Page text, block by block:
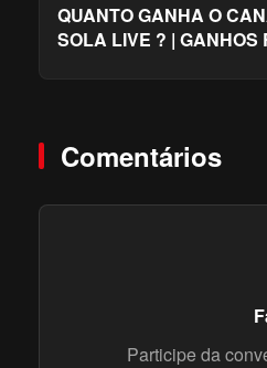
QUANTO GANHA O
SOLA LIVE ? | GANHOS
Comentários
Participe da